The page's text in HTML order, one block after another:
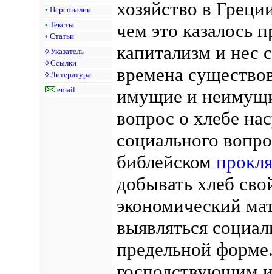
• Персоналии
• Тексты
• Статьи
◊ Указатель
◊ Ссылки
◊ Литература
email
хозяйство в
чем это казалось
капитализм и нес
времена
имущие и
вопрос о хлебе
социального
библейском
добывать хлеб
экономический
выявляться
предельной